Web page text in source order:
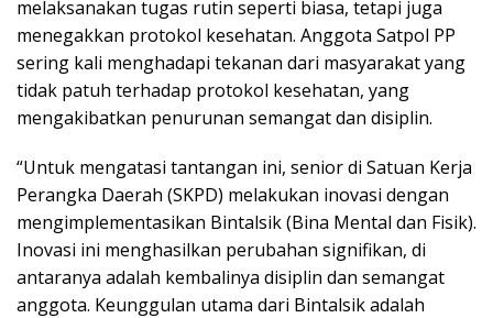
melaksanakan tugas rutin seperti biasa, tetapi juga
menegakkan protokol kesehatan. Anggota Satpol PP
sering kali menghadapi tekanan dari masyarakat yang
tidak patuh terhadap protokol kesehatan, yang
mengakibatkan penurunan semangat dan disiplin.
“Untuk mengatasi tantangan ini, senior di Satuan Kerja
Perangka Daerah (SKPD) melakukan inovasi dengan
mengimplementasikan Bintalsik (Bina Mental dan Fisik).
Inovasi ini menghasilkan perubahan signifikan, di
antaranya adalah kembalinya disiplin dan semangat
anggota. Keunggulan utama dari Bintalsik adalah